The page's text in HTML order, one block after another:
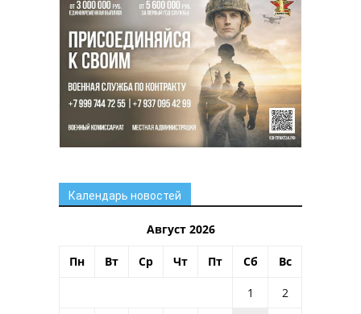
Календарь новостей
Август 2026
Пн Вт Ср Чт Пт Сб Вс
1
2